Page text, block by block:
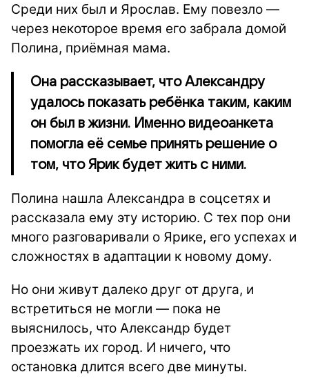
Среди них был и Ярослав. Ему повезло —
через некоторое время его забрала домой
Полина, приёмная мама.
Она рассказывает, что Александру
удалось показать ребёнка таким, каким
он был в жизни. Именно видеоанкета
помогла её семье принять решение о
том, что Ярик будет жить с ними.
Полина нашла Александра в соцсетях и
рассказала ему эту историю. С тех пор они
много разговаривали о Ярике, его успехах и
сложностях в адаптации к новому дому.
Но они живут далеко друг от друга, и
встретиться не могли — пока не
выяснилось, что Александр будет
проезжать их город. И ничего, что
остановка длится всего две минуты.